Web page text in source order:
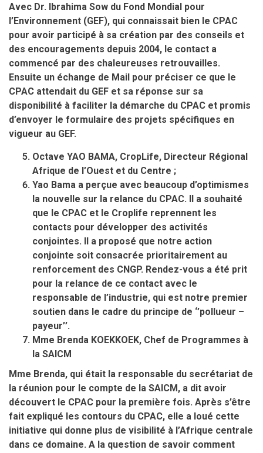
Avec Dr. Ibrahima Sow du Fond Mondial pour
l’Environnement (GEF), qui connaissait bien le CPAC
pour avoir participé à sa création par des conseils et
des encouragements depuis 2004, le contact a
commencé par des chaleureuses retrouvailles.
Ensuite un échange de Mail pour préciser ce que le
CPAC attendait du GEF et sa réponse sur sa
disponibilité à faciliter la démarche du CPAC et promis
d’envoyer le formulaire des projets spécifiques en
vigueur au GEF.
Octave YAO BAMA, CropLife, Directeur Régional
Afrique de l’Ouest et du Centre ;
Yao Bama a perçue avec beaucoup d’optimismes
la nouvelle sur la relance du CPAC. Il a souhaité
que le CPAC et le Croplife reprennent les
contacts pour développer des activités
conjointes. Il a proposé que notre action
conjointe soit consacrée prioritairement au
renforcement des CNGP. Rendez-vous a été prit
pour la relance de ce contact avec le
responsable de l’industrie, qui est notre premier
soutien dans le cadre du principe de ‘’pollueur –
payeur’’.
Mme Brenda KOEKKOEK, Chef de Programmes à
la SAICM
Mme Brenda, qui était la responsable du secrétariat de
la réunion pour le compte de la SAICM, a dit avoir
découvert le CPAC pour la première fois. Après s’être
fait expliqué les contours du CPAC, elle a loué cette
initiative qui donne plus de visibilité à l’Afrique centrale
dans ce domaine. A la question de savoir comment